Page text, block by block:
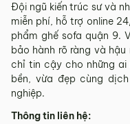
Đội ngũ kiến trúc sư và
miễn phí, hỗ trợ online
phẩm ghế sofa quận 9.
bảo hành rõ ràng và
chỉ tin cậy cho những
bền, vừa đẹp cùng
nghiệp.
Thông tin liên hệ: